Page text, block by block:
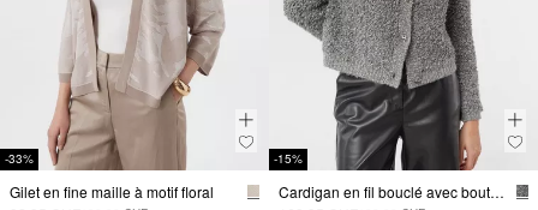
-33%
Gilet en fine maille à motif floral
-15%
Cardigan en fil bouclé avec boutons décoratifs